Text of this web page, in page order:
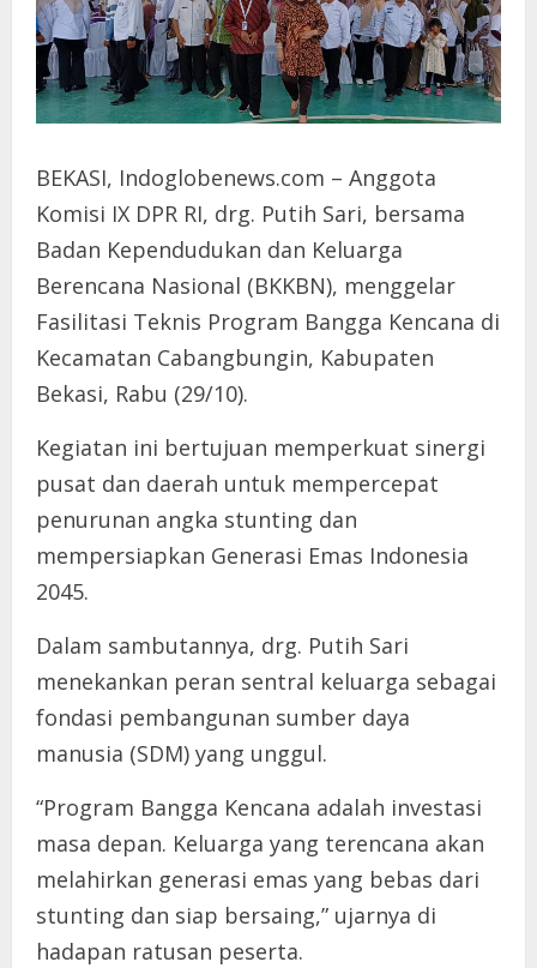
BEKASI, Indoglobenews.com – Anggota
Komisi IX DPR RI, drg. Putih Sari, bersama
Badan Kependudukan dan Keluarga
Berencana Nasional (BKKBN), menggelar
Fasilitasi Teknis Program Bangga Kencana di
Kecamatan Cabangbungin, Kabupaten
Bekasi, Rabu (29/10).
Kegiatan ini bertujuan memperkuat sinergi
pusat dan daerah untuk mempercepat
penurunan angka stunting dan
mempersiapkan Generasi Emas Indonesia
2045.
Dalam sambutannya, drg. Putih Sari
menekankan peran sentral keluarga sebagai
fondasi pembangunan sumber daya
manusia (SDM) yang unggul.
“Program Bangga Kencana adalah investasi
masa depan. Keluarga yang terencana akan
melahirkan generasi emas yang bebas dari
stunting dan siap bersaing,” ujarnya di
hadapan ratusan peserta.